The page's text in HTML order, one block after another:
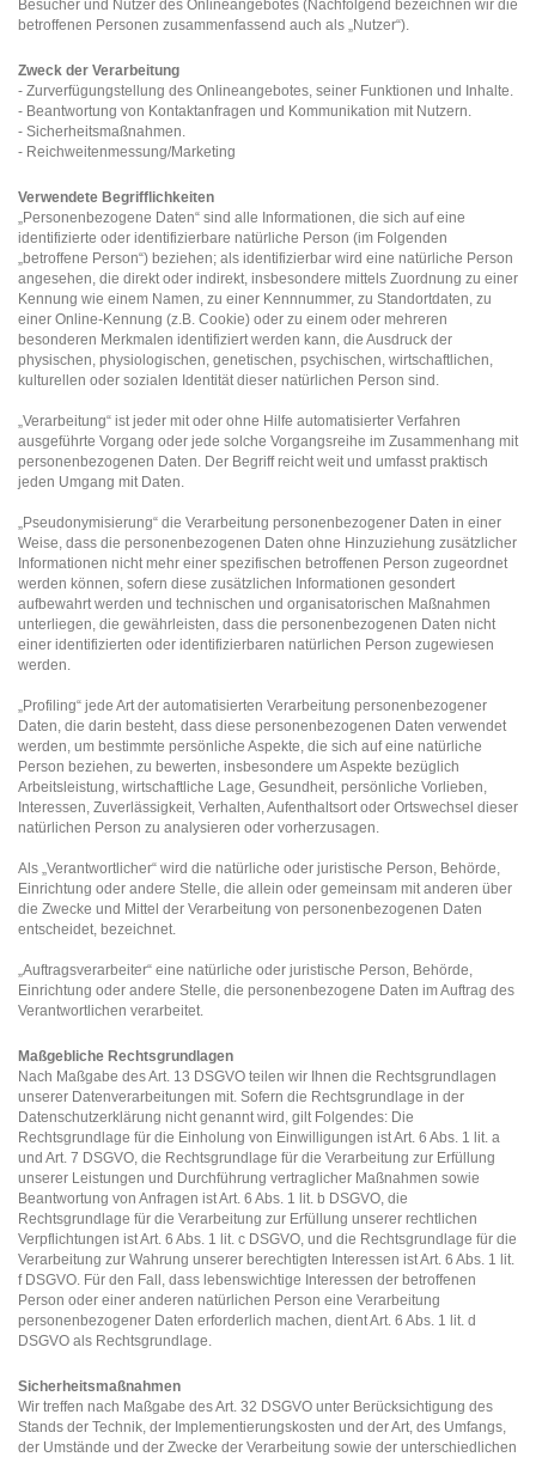
Besucher und Nutzer des Onlineangebotes (Nachfolgend bezeichnen wir die
betroffenen Personen zusammenfassend auch als „Nutzer“).
Zweck der Verarbeitung
- Zurverfügungstellung des Onlineangebotes, seiner Funktionen und Inhalte.
- Beantwortung von Kontaktanfragen und Kommunikation mit Nutzern.
- Sicherheitsmaßnahmen.
- Reichweitenmessung/Marketing
Verwendete Begrifflichkeiten
„Personenbezogene Daten“ sind alle Informationen, die sich auf eine
identifizierte oder identifizierbare natürliche Person (im Folgenden
„betroffene Person“) beziehen; als identifizierbar wird eine natürliche Person
angesehen, die direkt oder indirekt, insbesondere mittels Zuordnung zu einer
Kennung wie einem Namen, zu einer Kennnummer, zu Standortdaten, zu
einer Online-Kennung (z.B. Cookie) oder zu einem oder mehreren
besonderen Merkmalen identifiziert werden kann, die Ausdruck der
physischen, physiologischen, genetischen, psychischen, wirtschaftlichen,
kulturellen oder sozialen Identität dieser natürlichen Person sind.
„Verarbeitung“ ist jeder mit oder ohne Hilfe automatisierter Verfahren
ausgeführte Vorgang oder jede solche Vorgangsreihe im Zusammenhang mit
personenbezogenen Daten. Der Begriff reicht weit und umfasst praktisch
jeden Umgang mit Daten.
„Pseudonymisierung“ die Verarbeitung personenbezogener Daten in einer
Weise, dass die personenbezogenen Daten ohne Hinzuziehung zusätzlicher
Informationen nicht mehr einer spezifischen betroffenen Person zugeordnet
werden können, sofern diese zusätzlichen Informationen gesondert
aufbewahrt werden und technischen und organisatorischen Maßnahmen
unterliegen, die gewährleisten, dass die personenbezogenen Daten nicht
einer identifizierten oder identifizierbaren natürlichen Person zugewiesen
werden.
„Profiling“ jede Art der automatisierten Verarbeitung personenbezogener
Daten, die darin besteht, dass diese personenbezogenen Daten verwendet
werden, um bestimmte persönliche Aspekte, die sich auf eine natürliche
Person beziehen, zu bewerten, insbesondere um Aspekte bezüglich
Arbeitsleistung, wirtschaftliche Lage, Gesundheit, persönliche Vorlieben,
Interessen, Zuverlässigkeit, Verhalten, Aufenthaltsort oder Ortswechsel dieser
natürlichen Person zu analysieren oder vorherzusagen.
Als „Verantwortlicher“ wird die natürliche oder juristische Person, Behörde,
Einrichtung oder andere Stelle, die allein oder gemeinsam mit anderen über
die Zwecke und Mittel der Verarbeitung von personenbezogenen Daten
entscheidet, bezeichnet.
„Auftragsverarbeiter“ eine natürliche oder juristische Person, Behörde,
Einrichtung oder andere Stelle, die personenbezogene Daten im Auftrag des
Verantwortlichen verarbeitet.
Maßgebliche Rechtsgrundlagen
Nach Maßgabe des Art. 13 DSGVO teilen wir Ihnen die Rechtsgrundlagen
unserer Datenverarbeitungen mit. Sofern die Rechtsgrundlage in der
Datenschutzerklärung nicht genannt wird, gilt Folgendes: Die
Rechtsgrundlage für die Einholung von Einwilligungen ist Art. 6 Abs. 1 lit. a
und Art. 7 DSGVO, die Rechtsgrundlage für die Verarbeitung zur Erfüllung
unserer Leistungen und Durchführung vertraglicher Maßnahmen sowie
Beantwortung von Anfragen ist Art. 6 Abs. 1 lit. b DSGVO, die
Rechtsgrundlage für die Verarbeitung zur Erfüllung unserer rechtlichen
Verpflichtungen ist Art. 6 Abs. 1 lit. c DSGVO, und die Rechtsgrundlage für die
Verarbeitung zur Wahrung unserer berechtigten Interessen ist Art. 6 Abs. 1 lit.
f DSGVO. Für den Fall, dass lebenswichtige Interessen der betroffenen
Person oder einer anderen natürlichen Person eine Verarbeitung
personenbezogener Daten erforderlich machen, dient Art. 6 Abs. 1 lit. d
DSGVO als Rechtsgrundlage.
Sicherheitsmaßnahmen
Wir treffen nach Maßgabe des Art. 32 DSGVO unter Berücksichtigung des
Stands der Technik, der Implementierungskosten und der Art, des Umfangs,
der Umstände und der Zwecke der Verarbeitung sowie der unterschiedlichen